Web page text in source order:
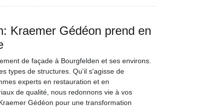
Kraemer Gédéon prend en
de façade à Bourgfelden et ses environs.
types de structures. Qu'il s'agisse de
experts en restauration et en
de qualité, nous redonnons vie à vos
Gédéon pour une transformation